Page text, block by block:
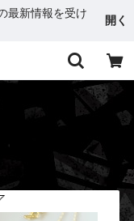
最新情報を受け
開く